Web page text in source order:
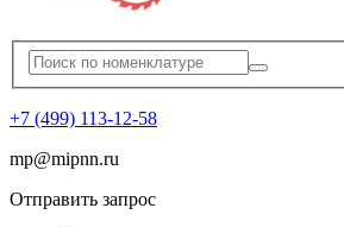
+7 (499) 113-12-58
mp@mipnn.ru
Отправить запрос